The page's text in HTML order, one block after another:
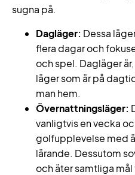
sugna på.
Dagläger: Dessa
flera dagar och
och spel. Dagläger
läger som är på
man hem.
Övernattningsläger:
vanligtvis en vecka
golfupplevelse med
lärande. Dessutom
och äter samtliga